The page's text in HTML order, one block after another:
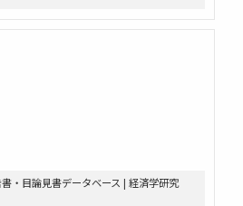
・目論見書データベース | 経済学研究